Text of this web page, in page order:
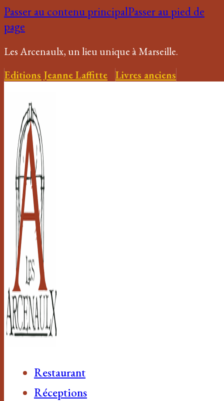
Passer au contenu principalPasser au pied de
page
Les Arcenaulx, un lieu unique à Marseille.
Editions Jeanne Laffitte Livres anciens
Restaurant
Réceptions